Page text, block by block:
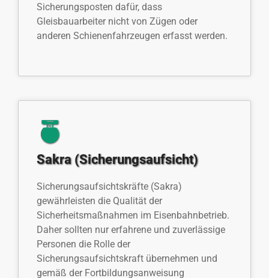
Sicherungsposten dafür, dass
Gleisbauarbeiter nicht von Zügen oder
anderen Schienenfahrzeugen erfasst werden.
Sakra (Sicherungsaufsicht)
Sicherungsaufsichtskräfte (Sakra)
gewährleisten die Qualität der
Sicherheitsmaßnahmen im Eisenbahnbetrieb.
Daher sollten nur erfahrene und zuverlässige
Personen die Rolle der
Sicherungsaufsichtskraft übernehmen und
gemäß der Fortbildungsanweisung